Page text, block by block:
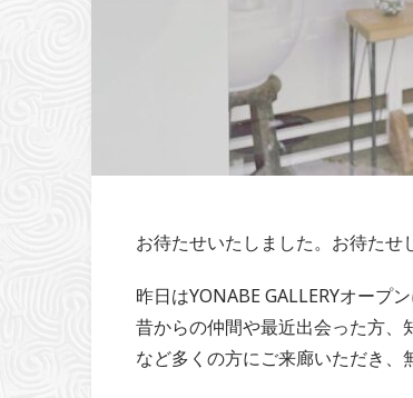
お待たせいたしました。お待た
昨日はYONABE GALLERYオープ
昔からの仲間や最近出会った方
など多くの方にご来廊いただき、